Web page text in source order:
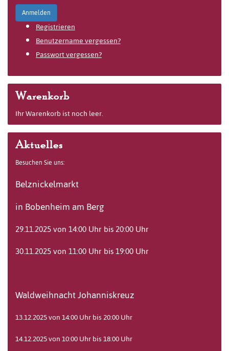
Anmelden
Registrieren
Benutzername vergessen?
Passwort vergessen?
Warenkorb
Ihr Warenkorb ist noch leer.
Aktuelles
Besuchen Sie uns:
Belznickelmarkt
in Bobenheim am Berg
29.11.2025 von 14:00 Uhr bis 20:00 Uhr
30.11.2025 von 11:00 Uhr bis 19:00 Uhr
Waldweihnacht Johanniskreuz
13.12.2025 von 14:00 Uhr bis 20:00 Uhr
14.12.2025 von 10:00 Uhr bis 18:00 Uhr